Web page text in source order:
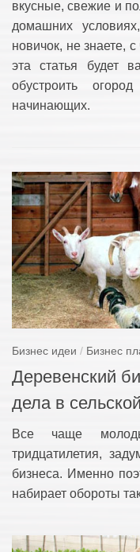
вкусные, свежие и
домашних
новичок, не знаете,
эта статья будет
обустроить
начинающих.
Бизнес идеи / Бизнес
Деревенский
дела в
Все чаще
тридцатилетия,
бизнеса. Именно
набирает обороты